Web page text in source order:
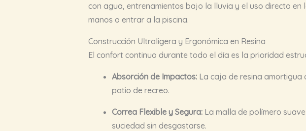
con agua, entrenamientos bajo la lluvia y el uso directo
manos o entrar a la piscina.
Construcción Ultraligera y Ergonómica en Resina
El confort continuo durante todo el día es la prioridad
Absorción de Impactos:La caja de resina amortigua
patio de recreo.
Correa Flexible y Segura:La malla de polímero
suciedad sin desgastarse.